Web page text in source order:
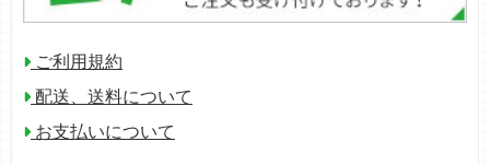
ご利用規約
配送、送料について
お支払いについて